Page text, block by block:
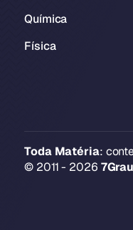
Química
Física
Toda Matéria:
© 2011 - 2026